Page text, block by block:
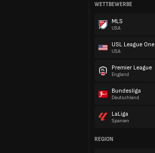
WETTBEWERBE
MLS
USA
USL League One
USA
Premier League
England
Bundesliga
Deutschland
LaLiga
Spanien
REGION